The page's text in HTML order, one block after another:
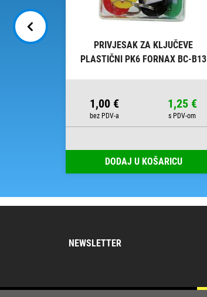
PRIVJESAK ZA KLJUČEVE
PLASTIČNI PK6 FORNAX BC-B13
1,00 € 1,25 €
DODAJ U KOŠARICU
NEWSLETTER